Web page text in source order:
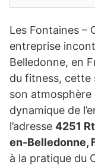
Les Fontaines –
entreprise
Belledonne, en
du fitness, cette
son atmosphère
dynamique de
l’adresse 4251
en-Belledonne,
à la pratique du